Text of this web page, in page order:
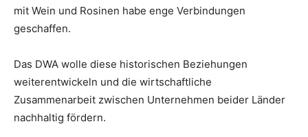
mit Wein und Rosinen habe enge Verbindungen
geschaffen.
Das DWA wolle diese historischen Beziehungen
weiterentwickeln und die wirtschaftliche
Zusammenarbeit zwischen Unternehmen beider Länder
nachhaltig fördern.